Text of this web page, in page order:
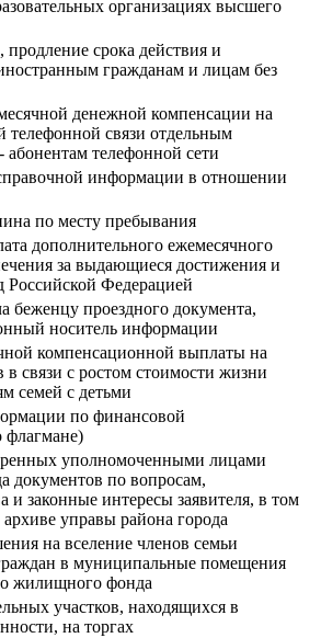
организациях высшего
срока действия и
гражданам и лицам без
денежной компенсации на
телефонной связи отдельным
абонентам телефонной сети
информации в отношении
по месту пребывания
дополнительного ежемесячного
за выдающиеся достижения и
Российской Федерацией
беженцу проездного документа,
носитель информации
компенсационной выплаты на
в связи с ростом стоимости жизни
семей с детьми
по финансовой
флагмане)
уполномоченными лицами
документов по вопросам,
и законные интересы заявителя, в том
управы района города
на вселение членов семьи
в муниципальные помещения
жилищного фонда
участков, находящихся в
на торгах